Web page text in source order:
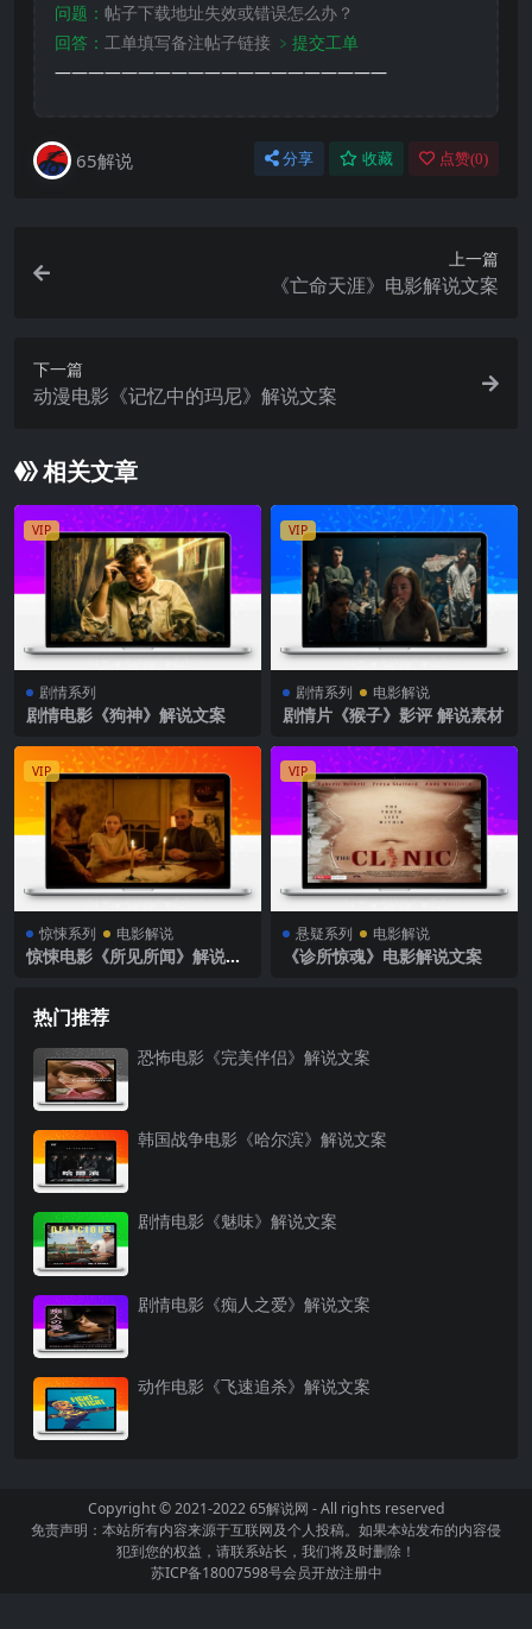
问题： 帖子下载地址失效或错误怎么办？
回答： 工单填写备注帖子链接 ﹥提交工单
————————————————————
65解说 分享 收藏 点赞(0)
上一篇
《亡命天涯》电影解说文案
下一篇
动漫电影《记忆中的玛尼》解说文案
相关文章
VIP
剧情系列
剧情电影《狗神》解说文案
VIP
剧情系列 电影解说
剧情片《猴子》影评 解说素材
VIP
惊悚系列 电影解说
惊悚电影《所见所闻》解说文
VIP
悬疑系列 电影解说
《诊所惊魂》电影解说文案
热门推荐
恐怖电影《完美伴侣》解说文案
韩国战争电影《哈尔滨》解说文案
剧情电影《魅味》解说文案
剧情电影《痴人之爱》解说文案
动作电影《飞速追杀》解说文案
Copyright © 2021-202265解说网 - All rights reserved
免责声明：本站所有内容来源于互联网及个人投稿。如果本站发布的内容侵
犯到您的权益，请联系站长，我们将及时删除！
苏ICP备18007598号会员开放注册中